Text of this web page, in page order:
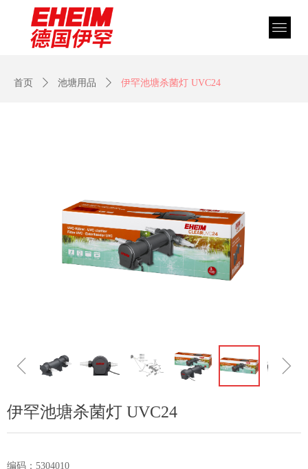
首页 ꄲ 池塘用品 ꄲ 伊罕池塘杀菌灯 UVC24
ꁆ ꁇ
伊罕池塘杀菌灯 UVC24
编码：5304010